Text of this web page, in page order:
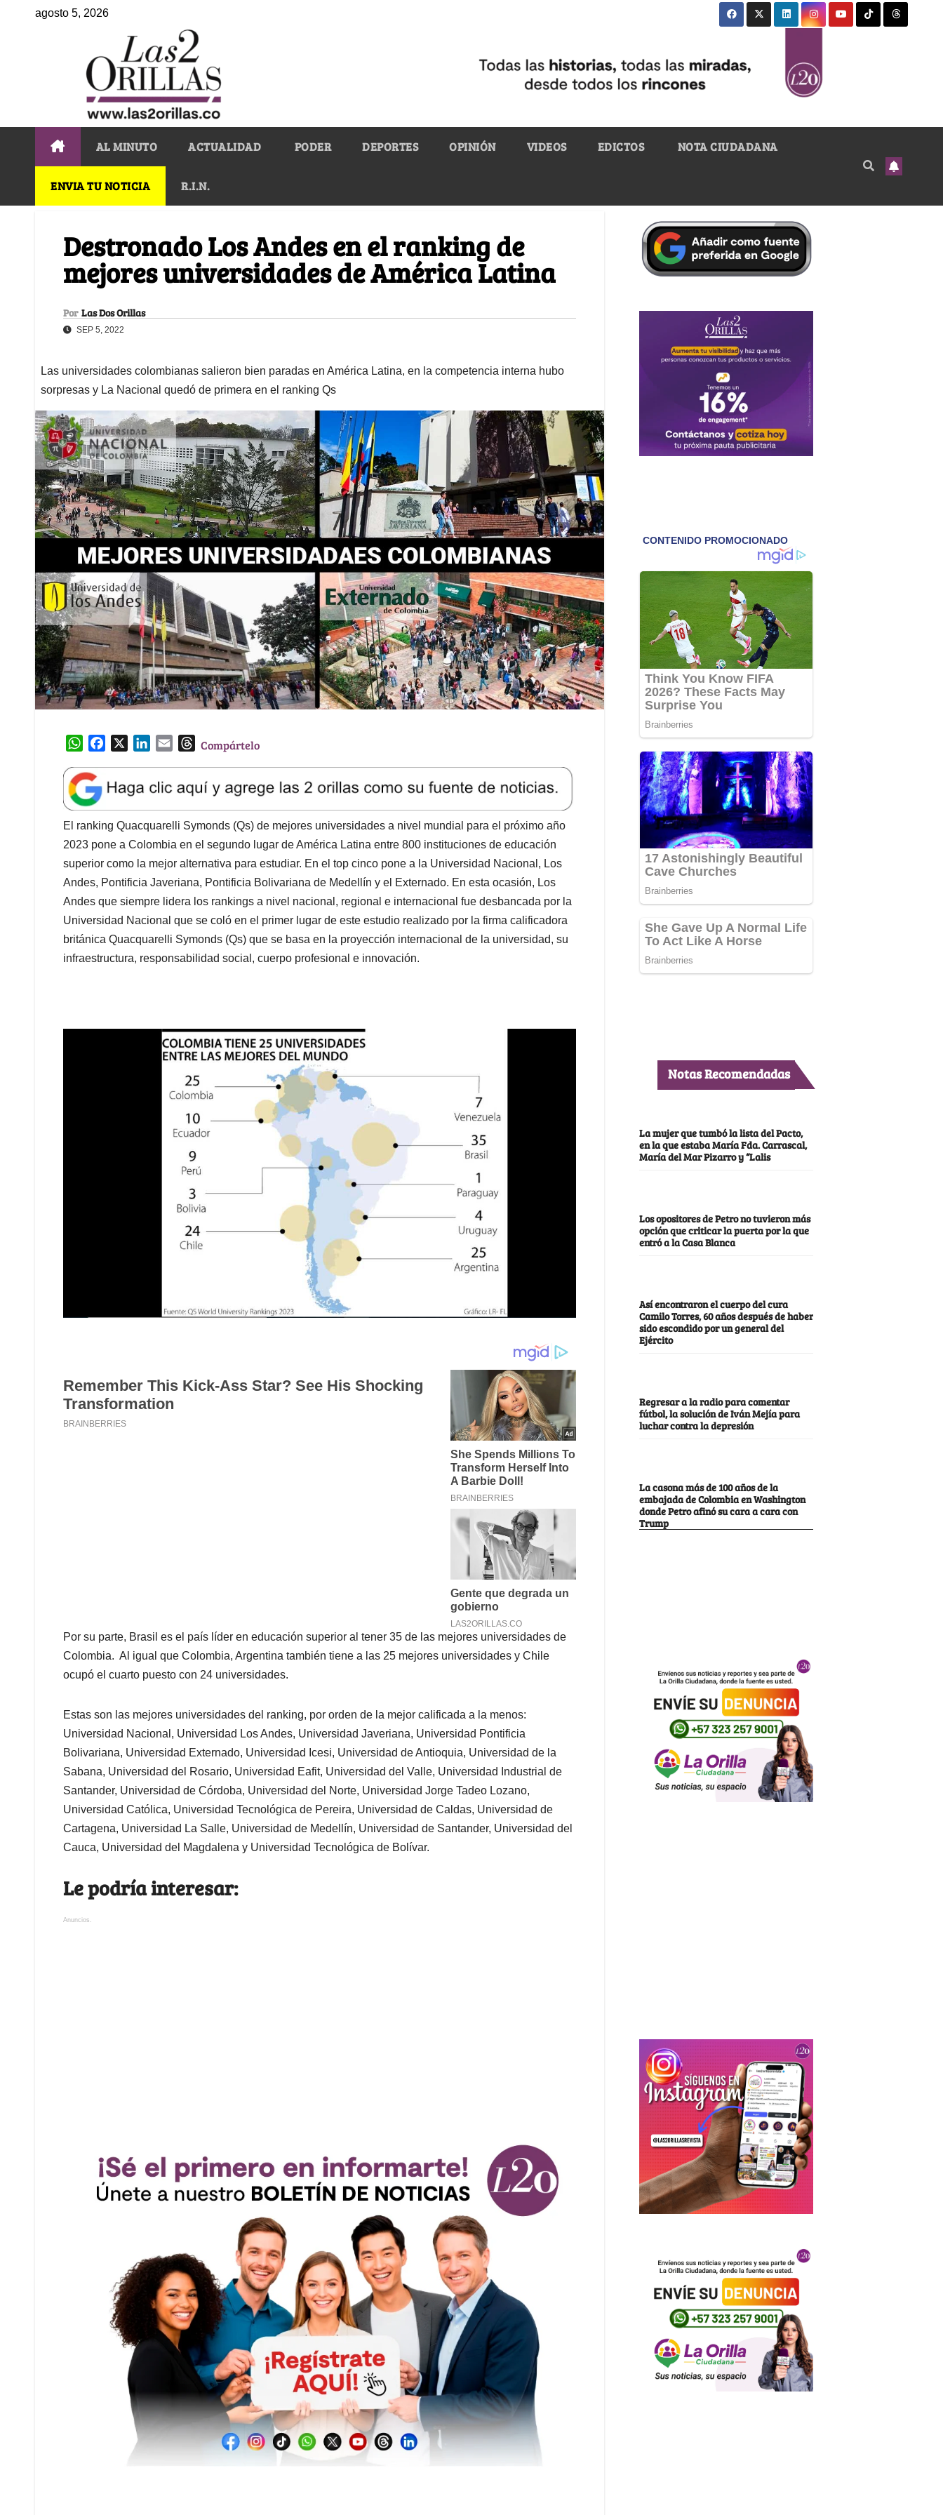
agosto 5, 2026
AL MINUTO ACTUALIDAD PODER DEPORTES OPINIÓN VIDEOS EDICTOS NOTA CIUDADANA
ENVIA TU NOTICIA R.I.N.
Destronado Los Andes en el ranking de
mejores universidades de América Latina
Por Las Dos Orillas
SEP 5, 2022
Las universidades colombianas salieron bien paradas en América Latina, en la competencia interna hubo
sorpresas y La Nacional quedó de primera en el ranking Qs
W
a
t
s
A
p
p
e
b
o
o
k
k
e
d
I
n
l
T
e
a
d
s
Compártelo
El ranking Quacquarelli Symonds (Qs) de mejores universidades a nivel mundial para el próximo año
2023 pone a Colombia en el segundo lugar de América Latina entre 800 instituciones de educación
superior como la mejor alternativa para estudiar. En el top cinco pone a la Universidad Nacional, Los
Andes, Pontificia Javeriana, Pontificia Bolivariana de Medellín y el Externado. En esta ocasión, Los
Andes que siempre lidera los rankings a nivel nacional, regional e internacional fue desbancada por la
Universidad Nacional que se coló en el primer lugar de este estudio realizado por la firma calificadora
británica Quacquarelli Symonds (Qs) que se basa en la proyección internacional de la universidad, su
infraestructura, responsabilidad social, cuerpo profesional e innovación.
Por su parte, Brasil es el país líder en educación superior al tener 35 de las mejores universidades de
Colombia. Al igual que Colombia, Argentina también tiene a las 25 mejores universidades y Chile
ocupó el cuarto puesto con 24 universidades.
Estas son las mejores universidades del ranking, por orden de la mejor calificada a la menos:
Universidad Nacional, Universidad Los Andes, Universidad Javeriana, Universidad Pontificia
Bolivariana, Universidad Externado, Universidad Icesi, Universidad de Antioquia, Universidad de la
Sabana, Universidad del Rosario, Universidad Eafit, Universidad del Valle, Universidad Industrial de
Santander, Universidad de Córdoba, Universidad del Norte, Universidad Jorge Tadeo Lozano,
Universidad Católica, Universidad Tecnológica de Pereira, Universidad de Caldas, Universidad de
Cartagena, Universidad La Salle, Universidad de Medellín, Universidad de Santander, Universidad del
Cauca, Universidad del Magdalena y Universidad Tecnológica de Bolívar.
Le podría interesar:
Anuncios.
Notas Recomendadas
La mujer que tumbó la lista del Pacto,
en la que estaba María Fda. Carrascal,
María del Mar Pizarro y “Lalis
Los opositores de Petro no tuvieron más
opción que criticar la puerta por la que
entró a la Casa Blanca
Así encontraron el cuerpo del cura
Camilo Torres, 60 años después de haber
sido escondido por un general del
Ejército
Regresar a la radio para comentar
fútbol, la solución de Iván Mejía para
luchar contra la depresión
La casona más de 100 años de la
embajada de Colombia en Washington
donde Petro afinó su cara a cara con
Trump